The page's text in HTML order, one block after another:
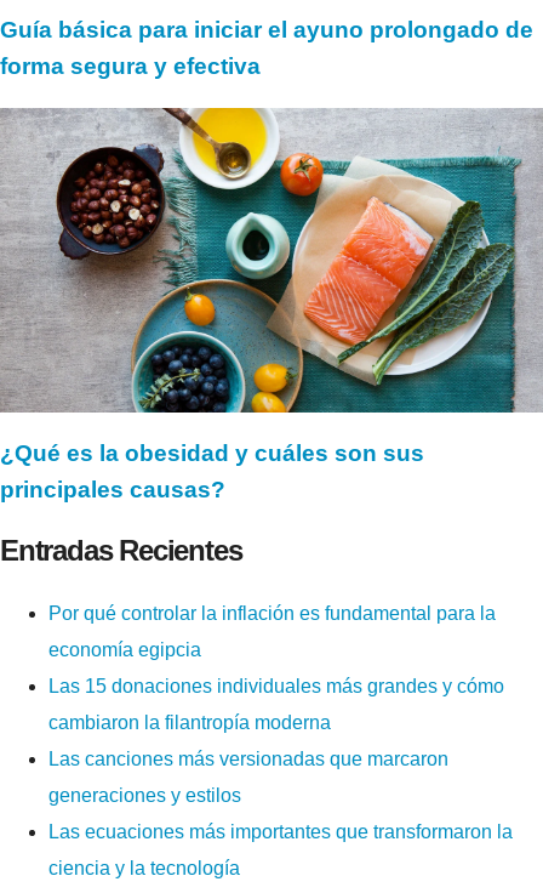
Guía básica para iniciar el ayuno prolongado de
forma segura y efectiva
¿Qué es la obesidad y cuáles son sus
principales causas?
Entradas Recientes
Por qué controlar la inflación es fundamental para la
economía egipcia
Las 15 donaciones individuales más grandes y cómo
cambiaron la filantropía moderna
Las canciones más versionadas que marcaron
generaciones y estilos
Las ecuaciones más importantes que transformaron la
ciencia y la tecnología